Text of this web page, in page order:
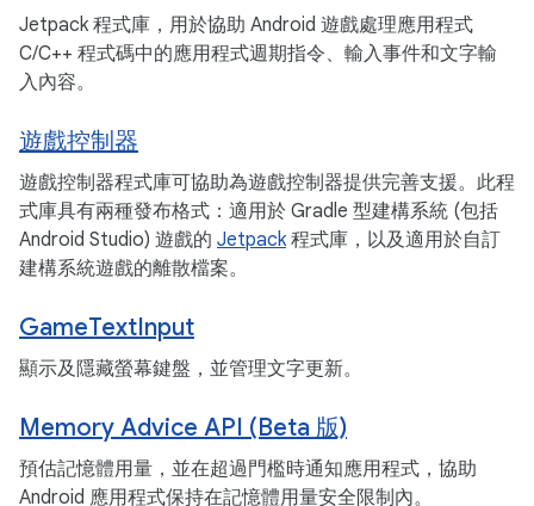
Jetpack 程式庫，用於協助 Android 遊戲處理應用程式
C/C++ 程式碼中的應用程式週期指令、輸入事件和文字輸
入內容。
遊戲控制器
遊戲控制器程式庫可協助為遊戲控制器提供完善支援。此程
式庫具有兩種發布格式：適用於 Gradle 型建構系統 (包括
Android Studio) 遊戲的 Jetpack程式庫，以及適用於自訂
建構系統遊戲的離散檔案。
GameTextInput
顯示及隱藏螢幕鍵盤，並管理文字更新。
Memory Advice API (Beta 版)
預估記憶體用量，並在超過門檻時通知應用程式，協助
Android 應用程式保持在記憶體用量安全限制內。